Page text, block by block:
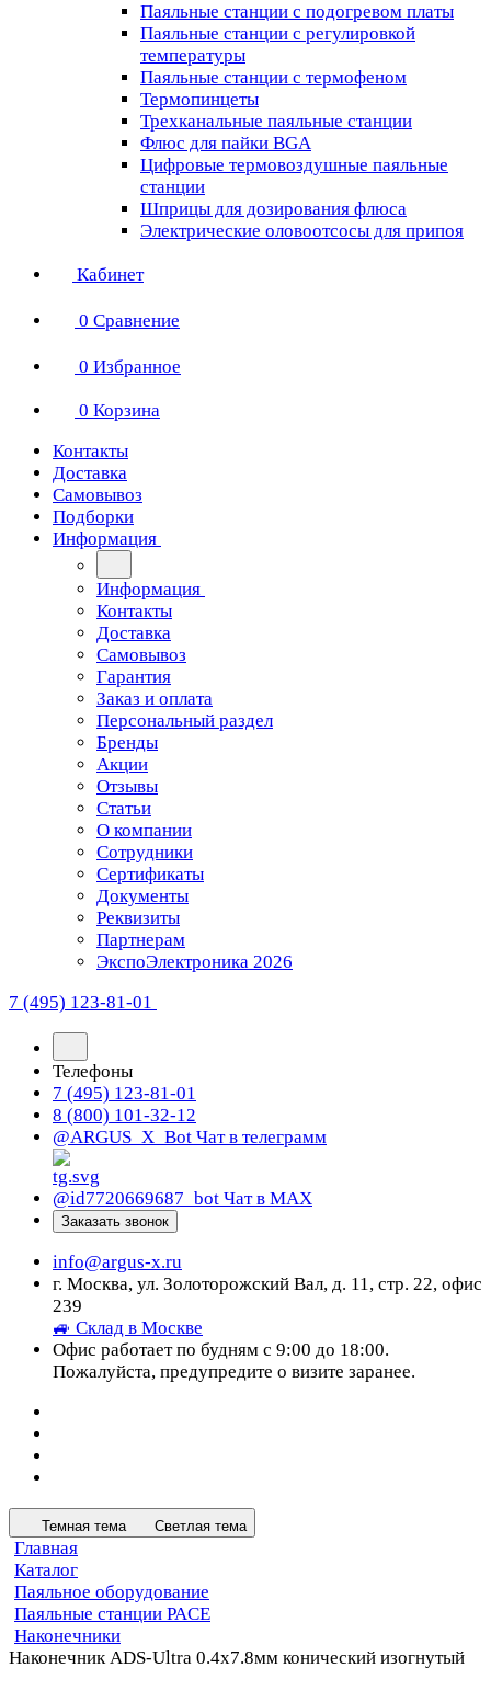
Паяльные станции с подогревом платы
Паяльные станции с регулировкой
температуры
Паяльные станции с термофеном
Термопинцеты
Трехканальные паяльные станции
Флюс для пайки BGA
Цифровые термовоздушные паяльные
станции
Шприцы для дозирования флюса
Электрические оловоотсосы для припоя
Кабинет
0 Сравнение
0 Избранное
0 Корзина
Контакты
Доставка
Самовывоз
Подборки
Информация
Информация
Контакты
Доставка
Самовывоз
Гарантия
Заказ и оплата
Персональный раздел
Бренды
Акции
Отзывы
Статьи
О компании
Сотрудники
Сертификаты
Документы
Реквизиты
Партнерам
ЭкспоЭлектроника 2026
7 (495) 123-81-01
Телефоны
7 (495) 123-81-01
8 (800) 101-32-12
@ARGUS_X_Bot Чат в телеграмм
@id7720669687_bot Чат в МАХ
Заказать звонок
info@argus-x.ru
г. Москва, ул. Золоторожский Вал, д. 11, стр. 22, офис
239
🚙 Склад в Москве
Офис работает по будням с 9:00 до 18:00.
Пожалуйста, предупредите о визите заранее.
Темная тема Светлая тема
Главная
Каталог
Паяльное оборудование
Паяльные станции PACE
Наконечники
Наконечник ADS-Ultra 0.4х7.8мм конический изогнутый